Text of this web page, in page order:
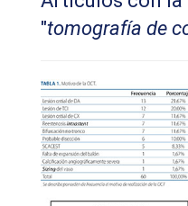
"tomografía de